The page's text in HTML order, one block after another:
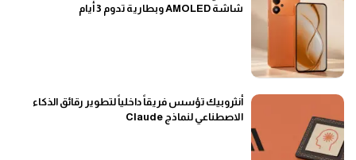
شاشة AMOLED وبطارية تدوم 3 أيام
أنثروبيك تؤسس فريقاً داخلياً لتطوير رقائق الذكاء
الاصطناعي لنماذج Claude